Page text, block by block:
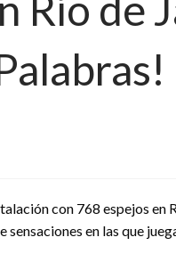
con 768 espejos en
en las que